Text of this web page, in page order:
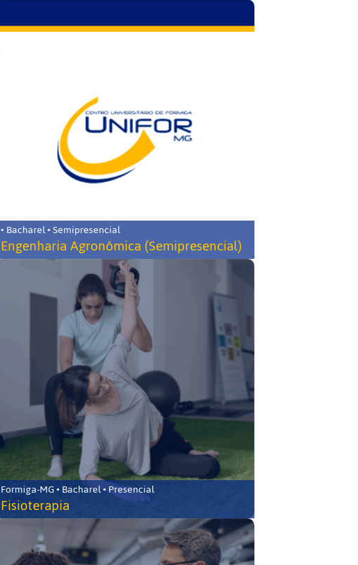
• Bacharel • Semipresencial
Engenharia Agronômica (Semipresencial)
Formiga-MG • Bacharel • Presencial
Fisioterapia